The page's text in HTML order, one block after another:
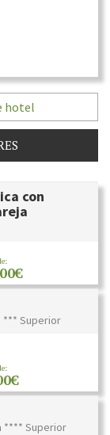
hotel
con
*** Superior
**** Superior